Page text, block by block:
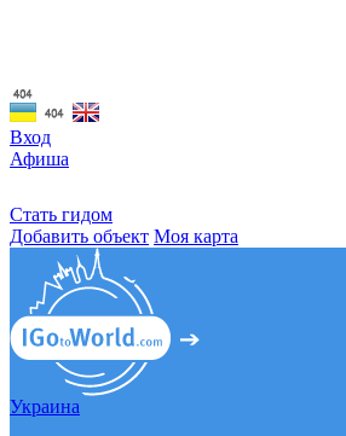
Вход
Афиша
Стать гидом
Добавить объект Моя карта
Украина